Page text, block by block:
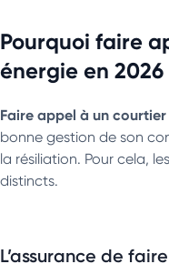
Pourquoi faire
énergie en 2026
Faire appel à un
bonne gestion de son
la résiliation. Pour cela,
distincts.
L’assurance de